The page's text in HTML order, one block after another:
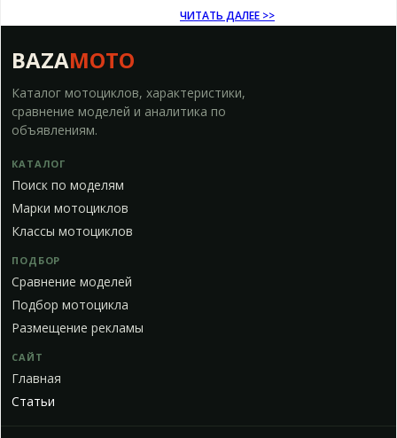
ЧИТАТЬ ДАЛЕЕ >>
BAZAMOTO
Каталог мотоциклов, характеристики,
сравнение моделей и аналитика по
объявлениям.
КАТАЛОГ
Поиск по моделям
Марки мотоциклов
Классы мотоциклов
ПОДБОР
Сравнение моделей
Подбор мотоцикла
Размещение рекламы
САЙТ
Главная
Статьи